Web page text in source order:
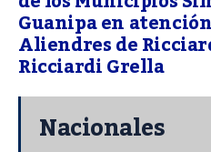
Guanipa en
Aliendres de
Ricciardi Grella
Nacionales